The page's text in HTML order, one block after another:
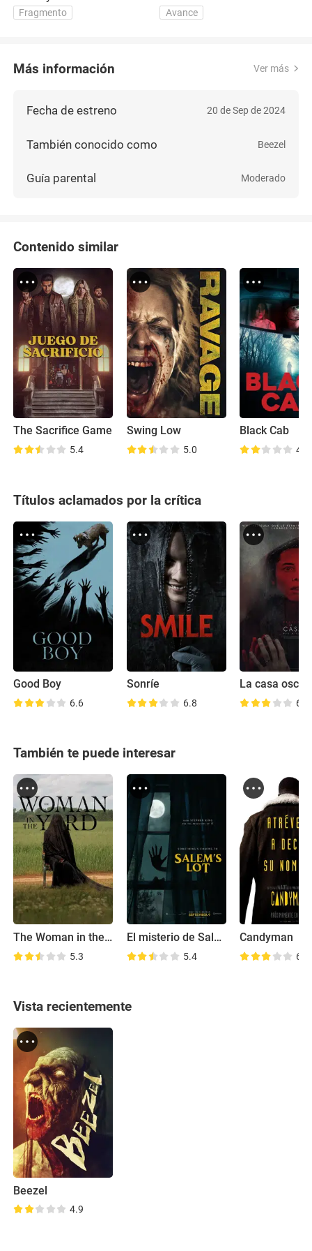
Fragmento Avance
Más información Ver más
Fecha de estreno 20 de Sep de 2024
También conocido como Beezel
Guía parental Moderado
Contenido similar
The Sacrifice Game
5.4
Swing Low
5.0
Black Cab
4.8
Títulos aclamados por la crítica
Good Boy
6.6
Sonríe
6.8
La casa
6.5
También te puede interesar
The Woman in the Yard
5.3
El misterio de Salem's Lot
5.4
Candyman
6.4
Vista recientemente
Beezel
4.9